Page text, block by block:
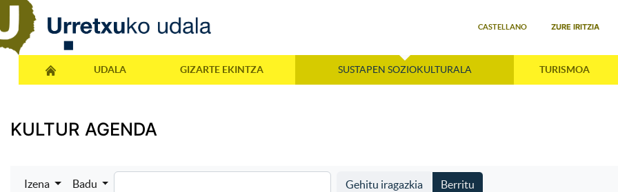
CASTELLANO ZURE IRITZIA
UDALA GIZARTE EKINTZA SUSTAPEN SOZIOKULTURALA TURISMOA
KULTUR AGENDA
Izena Badu Gehitu iragazkia Berritu